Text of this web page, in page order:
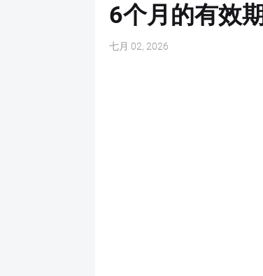
6个月的有效期
七月 02, 2026